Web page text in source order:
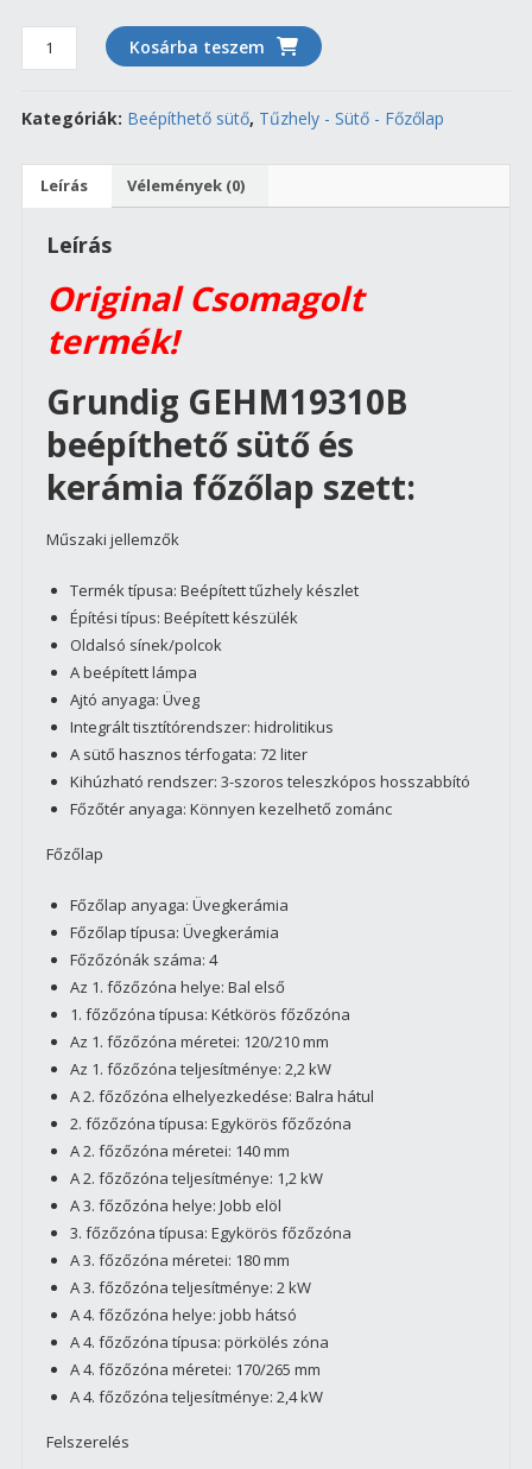
GEHM19310BMPF
sütőszett,
katalitikus
sütő
légkeverés
mennyiség
Kosárba teszem
Kategóriák: Beépíthető sütő, Tűzhely - Sütő - Főzőlap
Leírás Vélemények (0)
Leírás
Original Csomagolt
termék!
Grundig GEHM19310B
beépíthető sütő és
kerámia főzőlap szett:
Műszaki jellemzők
Termék típusa: Beépített tűzhely készlet
Építési típus: Beépített készülék
Oldalsó sínek/polcok
A beépített lámpa
Ajtó anyaga: Üveg
Integrált tisztítórendszer: hidrolitikus
A sütő hasznos térfogata: 72 liter
Kihúzható rendszer: 3-szoros teleszkópos hosszabbító
Főzőtér anyaga: Könnyen kezelhető zománc
Főzőlap
Főzőlap anyaga: Üvegkerámia
Főzőlap típusa: Üvegkerámia
Főzőzónák száma: 4
Az 1. főzőzóna helye: Bal első
1. főzőzóna típusa: Kétkörös főzőzóna
Az 1. főzőzóna méretei: 120/210 mm
Az 1. főzőzóna teljesítménye: 2,2 kW
A 2. főzőzóna elhelyezkedése: Balra hátul
2. főzőzóna típusa: Egykörös főzőzóna
A 2. főzőzóna méretei: 140 mm
A 2. főzőzóna teljesítménye: 1,2 kW
A 3. főzőzóna helye: Jobb elöl
3. főzőzóna típusa: Egykörös főzőzóna
A 3. főzőzóna méretei: 180 mm
A 3. főzőzóna teljesítménye: 2 kW
A 4. főzőzóna helye: jobb hátsó
A 4. főzőzóna típusa: pörkölés zóna
A 4. főzőzóna méretei: 170/265 mm
A 4. főzőzóna teljesítménye: 2,4 kW
Felszerelés